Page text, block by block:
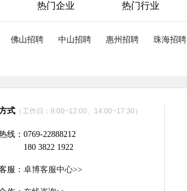
热门企业 热门行业
佛山招聘 中山招聘 惠州招聘 珠海招聘
式 （工作日：9:00~12:00、14:00~17:30）
线：0769-22888212
180 3822 1922
服： 卓博客服中心>>